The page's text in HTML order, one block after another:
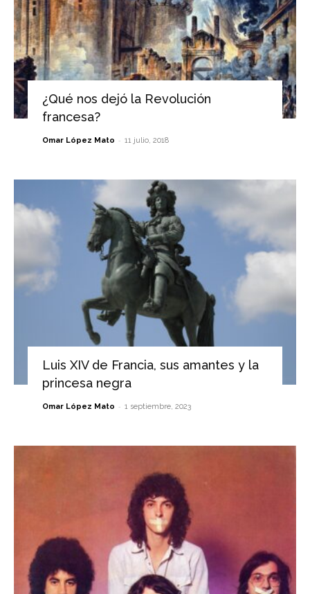
¿Qué nos dejó la Revolución
francesa?
Omar López Mato - 11 julio, 2018
Luis XIV de Francia, sus amantes y la
princesa negra
Omar López Mato - 1 septiembre, 2023